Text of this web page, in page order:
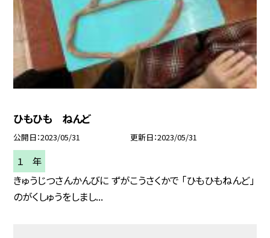
ひもひも ねんど
公開日 2023/05/31 更新日 2023/05/31
１ 年
きゅうじつさんかんびに ずがこうさくかで 「ひもひもねんど」
のがくしゅうをしまし...